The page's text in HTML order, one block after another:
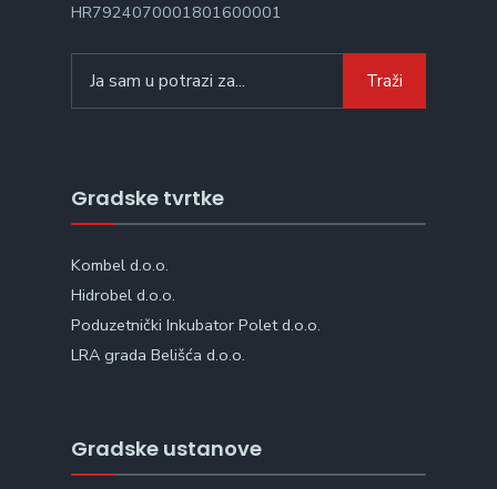
HR7924070001801600001
for:
Traži
Gradske tvrtke
Kombel d.o.o.
Hidrobel d.o.o.
Poduzetnički Inkubator Polet d.o.o.
LRA grada Belišća d.o.o.
Gradske ustanove